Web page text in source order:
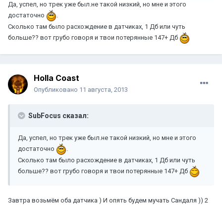
Да, успел, но трек уже был.не такой низкий, но мне и этого
достаточно
.
Сколько там было расхождение в датчиках, 1 Дб или чуть
больше?? вот грубо говоря и твои потерянные 147+ Дб
Holla Coast
Опубликовано 11 августа, 2013
SubFocus сказал:
Да, успел, но трек уже был.не такой низкий, но мне и этого
достаточно
.
Сколько там было расхождение в датчиках, 1 Дб или чуть
больше?? вот грубо говоря и твои потерянные 147+ Дб
Завтра возьмём оба датчика ) И опять будем мучать Сандаля )) 2